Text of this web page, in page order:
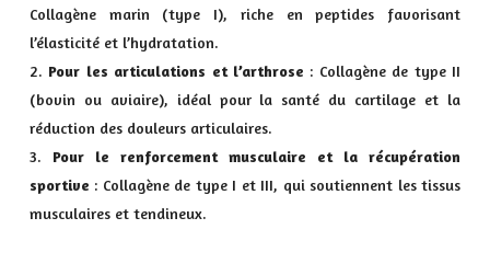
Collagène marin (type I), riche en peptides favorisant
l’élasticité et l’hydratation.
Pour les articulations et l’arthrose : Collagène de type II
(bovin ou aviaire), idéal pour la santé du cartilage et la
réduction des douleurs articulaires.
Pour le renforcement musculaire et la récupération
sportive : Collagène de type I et III, qui soutiennent les tissus
musculaires et tendineux.